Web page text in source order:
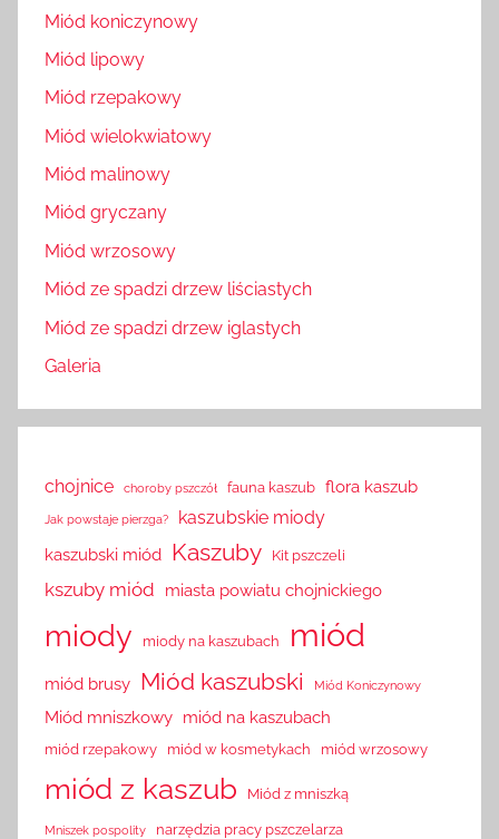
Miód koniczynowy
Miód lipowy
Miód rzepakowy
Miód wielokwiatowy
Miód malinowy
Miód gryczany
Miód wrzosowy
Miód ze spadzi drzew liściastych
Miód ze spadzi drzew iglastych
Galeria
chojnice choroby pszczół fauna kaszub flora kaszub
Jak powstaje pierzga? kaszubskie miody
kaszubski miód Kaszuby Kit pszczeli
kszuby miód miasta powiatu chojnickiego
miody miody na kaszubach miód
miód brusy Miód kaszubski Miód Koniczynowy
Miód mniszkowy miód na kaszubach
miód rzepakowy miód w kosmetykach miód wrzosowy
miód z kaszub Miód z mniszką
Mniszek pospolity narzędzia pracy pszczelarza